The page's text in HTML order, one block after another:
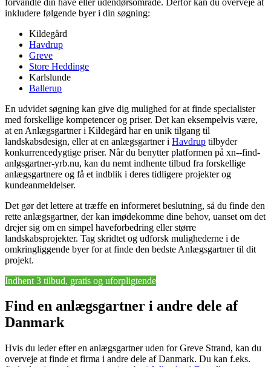
inkludere følgende byer i din søgning:
Kildegård
Havdrup
Greve
Store Heddinge
Karlslunde
Ballerup
En udvidet søgning kan give dig mulighed for at finde specialister
med forskellige kompetencer og priser. Det kan eksempelvis være,
at en Anlægsgartner i Kildegård har en unik tilgang til
landskabsdesign, eller at en anlægsgartner i Havdrup tilbyder
konkurrencedygtige priser. Når du benytter platformen på xn--find-
anlgsgartner-yrb.nu, kan du nemt indhente tilbud fra forskellige
anlægsgartnere og få et indblik i deres tidligere projekter og
kundeanmeldelser.
Det gør det lettere at træffe en informeret beslutning, så du finde den
rette anlægsgartner, der kan imødekomme dine behov, uanset om det
drejer sig om en simpel haveforbedring eller større
landskabsprojekter. Tag skridtet og udforsk mulighederne i de
omkringliggende byer for at finde den bedste Anlægsgartner til dit
projekt.
Indhent 3 tilbud, gratis og uforpligtende
Find en anlægsgartner i andre dele af
Danmark
Hvis du leder efter en anlægsgartner uden for Greve Strand, kan du
overveje at finde et firma i andre dele af Danmark. Du kan f.eks.